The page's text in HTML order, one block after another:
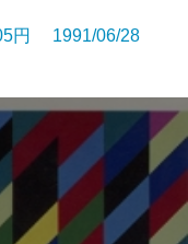
円 1991/06/28